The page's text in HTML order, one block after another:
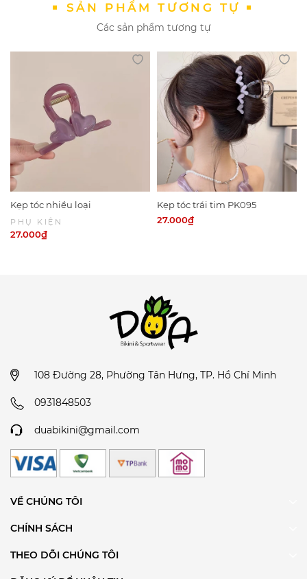
Gợi ý phối đồ:
Phối cùng bikini sắc màu, áo 2 dây, váy trễ vai hoặc
Có thể kết hợp với hoa tai hoặc vòng tay cùng tone để
hoàn thiện outfit đi biển cực xinh.
SẢN PHẨM TƯƠNG TỰ
Các sản phẩm tương tự
Kẹp tóc nhiều loại
PHỤ KIỆN
27.000₫
Kẹp tóc trái tim PK095
27.000₫
108 Đường 28, Phường Tân Hưng, TP. Hồ Chí Minh
0931848503
duabikini@gmail.com
VỀ CHÚNG TÔI
CHÍNH SÁCH
THEO DÕI CHÚNG TÔI